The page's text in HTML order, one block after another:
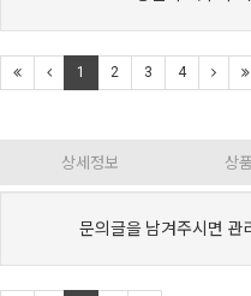
1 2 3 4
상세정보 상
문의글을 남겨주시면 관